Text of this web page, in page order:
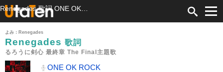
よみ：Renegades
Renegades 歌詞
るろうに剣心 最終章 The Final主題歌
ONE OK ROCK